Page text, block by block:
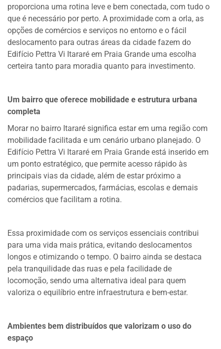
proporciona uma rotina leve e bem conectada, com tudo o
que é necessário por perto. A proximidade com a orla, as
opções de comércios e serviços no entorno e o fácil
deslocamento para outras áreas da cidade fazem do
Edifício Pettra Vi Itararé em Praia Grande uma escolha
certeira tanto para moradia quanto para investimento.
Um bairro que oferece mobilidade e estrutura urbana
completa
Morar no bairro Itararé significa estar em uma região com
mobilidade facilitada e um cenário urbano planejado. O
Edifício Pettra Vi Itararé em Praia Grande está inserido em
um ponto estratégico, que permite acesso rápido às
principais vias da cidade, além de estar próximo a
padarias, supermercados, farmácias, escolas e demais
comércios que facilitam a rotina.
Essa proximidade com os serviços essenciais contribui
para uma vida mais prática, evitando deslocamentos
longos e otimizando o tempo. O bairro ainda se destaca
pela tranquilidade das ruas e pela facilidade de
locomoção, sendo uma alternativa ideal para quem
valoriza o equilíbrio entre infraestrutura e bem-estar.
Ambientes bem distribuídos que valorizam o uso do
espaço